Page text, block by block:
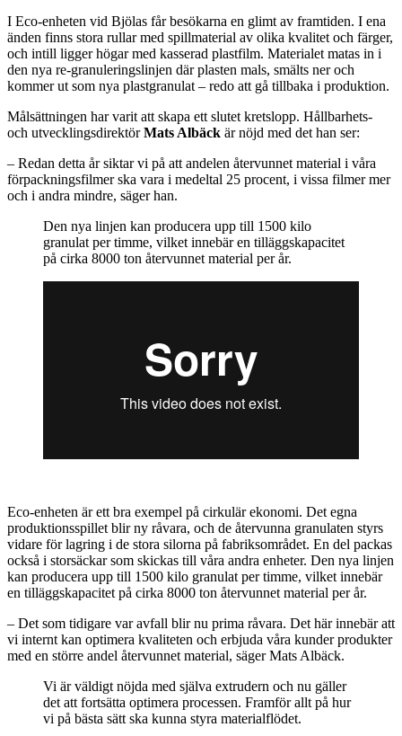
I Eco-enheten vid Bjölas får besökarna en glimt av framtiden. I ena
änden finns stora rullar med spillmaterial av olika kvalitet och färger,
och intill ligger högar med kasserad plastfilm. Materialet matas in i
den nya re-granuleringslinjen där plasten mals, smälts ner och
kommer ut som nya plastgranulat – redo att gå tillbaka i produktion.
Målsättningen har varit att skapa ett slutet kretslopp. Hållbarhets-
och utvecklingsdirektörMats Albäck är nöjd med det han ser:
– Redan detta år siktar vi på att andelen återvunnet material i våra
förpackningsfilmer ska vara i medeltal 25 procent, i vissa filmer mer
och i andra mindre, säger han.
Den nya linjen kan producera upp till 1500 kilo
granulat per timme, vilket innebär en tilläggskapacitet
på cirka 8000 ton återvunnet material per år.
Eco-enheten är ett bra exempel på cirkulär ekonomi. Det egna
produktionsspillet blir ny råvara, och de återvunna granulaten styrs
vidare för lagring i de stora silorna på fabriksområdet. En del packas
också i storsäckar som skickas till våra andra enheter. Den nya linjen
kan producera upp till 1500 kilo granulat per timme, vilket innebär
en tilläggskapacitet på cirka 8000 ton återvunnet material per år.
– Det som tidigare var avfall blir nu prima råvara. Det här innebär att
vi internt kan optimera kvaliteten och erbjuda våra kunder produkter
med en större andel återvunnet material, säger Mats Albäck.
Vi är väldigt nöjda med själva extrudern och nu gäller
det att fortsätta optimera processen. Framför allt på hur
vi på bästa sätt ska kunna styra materialflödet.